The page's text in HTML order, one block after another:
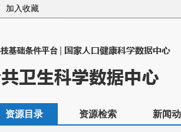
加入收藏
资源目录 资源检索 新闻